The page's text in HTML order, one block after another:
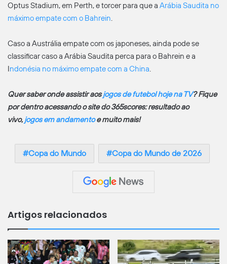
Optus Stadium, em Perth, e torcer para que a Arábia Saudita no
máximo empate com o Bahrein.
Caso a Austrália empate com os japoneses, ainda pode se
classificar caso a Arábia Saudita perca para o Bahrein e a
Indonésia no máximo empate com a China.
Quer saber onde assistir aosjogos de futebol hoje na TV? Fique
por dentro acessando o site do 365scores: resultado ao
vivo,jogos em andamentoe muito mais!
Copa do Mundo Copa do Mundo de 2026
Artigos relacionados